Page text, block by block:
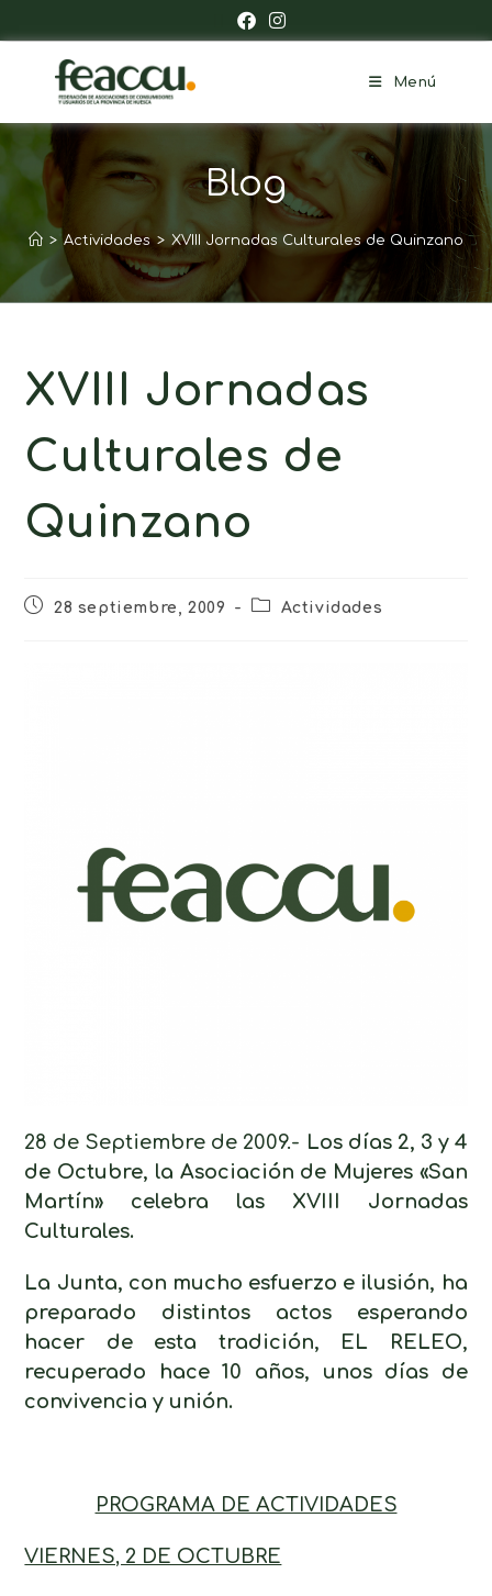
Menú
Blog
> Actividades > XVIII Jornadas Culturales de Quinzano
XVIII Jornadas
Culturales de
Quinzano
28 septiembre, 2009 Actividades
28 de Septiembre de 2009.- Los días 2, 3 y 4
de Octubre, la Asociación de Mujeres «San
Martín» celebra las XVIII Jornadas
Culturales.
La Junta, con mucho esfuerzo e ilusión, ha
preparado distintos actos esperando
hacer de esta tradición, EL RELEO,
recuperado hace 10 años, unos días de
convivencia y unión.
PROGRAMA DE ACTIVIDADES
VIERNES, 2 DE OCTUBRE